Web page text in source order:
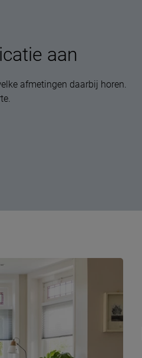
aan
afmetingen daarbij horen.